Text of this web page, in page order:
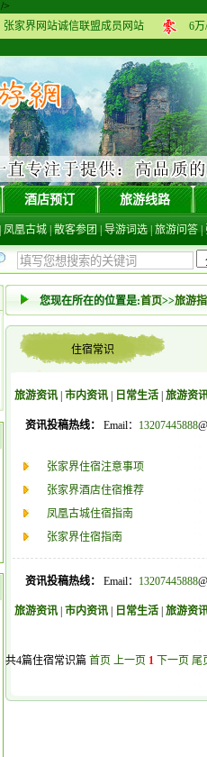
/>
张家界网站诚信联盟成员网站 6
酒店预订 旅游线路
凤凰古城 散客参团 导游词选 旅游问答
您现在所在的位置是:首页>>旅游
住宿常识
旅游资讯 市内资讯 日常生活 旅游资
资讯投稿热线： Email： 13207445888
张家界住宿注意事项
张家界酒店住宿推荐
凤凰古城住宿指南
张家界住宿指南
资讯投稿热线： Email： 13207445888
旅游资讯 市内资讯 日常生活 旅游资
共4篇住宿常识篇 首页 上一页 1 下一页 尾